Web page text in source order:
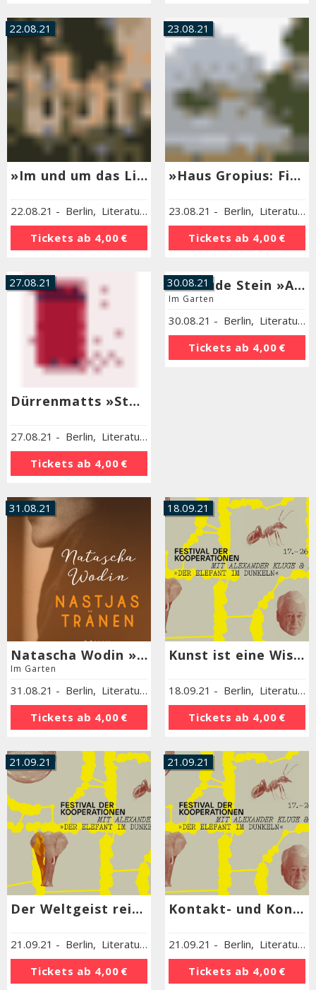
22.08.21
»Im und um das Literaturhaus Berlin«
22.08.21 - Berlin, Literaturhaus Berlin
Tickets ab 4,00 €
23.08.21
»Haus Gropius: Fiktional«
23.08.21 - Berlin, Literaturhaus Berlin
Tickets ab 4,00 €
27.08.21
Dürrenmatts »Stoffe«
27.08.21 - Berlin, Literaturhaus Berlin
Tickets ab 4,00 €
30.08.21
31.08.21
Natascha Wodin »Nastjas Tränen«
Im Garten
31.08.21 - Berlin, Literaturhaus Berlin
Tickets ab 4,00 €
18.09.21
Kunst ist eine Wissenschaft, Wissenschaft ist eine Kunst
18.09.21 - Berlin, Literaturhaus Berlin
Tickets ab 4,00 €
21.09.21
Der Weltgeist reitet durchs Brandenburger Tor. Napoleon und das Jahr 1990
21.09.21 - Berlin, Literaturhaus Berlin
Tickets ab 4,00 €
21.09.21
Kontakt- und Konfliktzone Mittelmeer: Scheitern und Neuerfindung von Kooperation
21.09.21 - Berlin, Literaturhaus Berlin
Tickets ab 4,00 €